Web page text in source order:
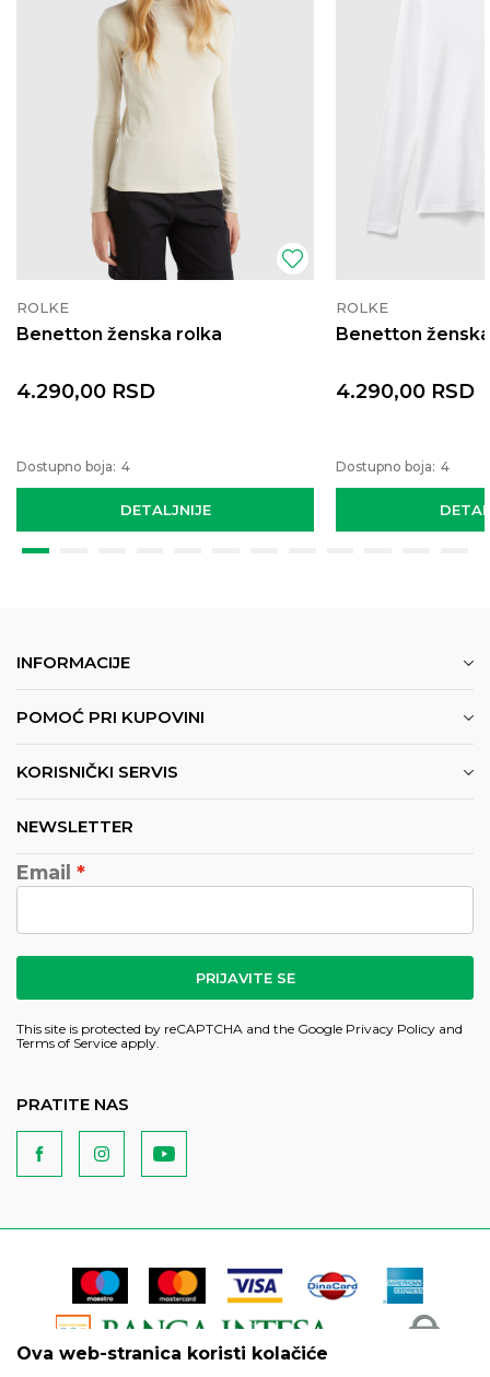
ROLKE
Benetton ženska rolka
DETALJNIJE
4.290,00 RSD
Dostupno boja: 4
ROLKE
Benetton
4.290,00 RSD
Dostupno boja: 4
INFORMACIJE
POMOĆ PRI KUPOVINI
KORISNIČKI SERVIS
NEWSLETTER
Email
PRIJAVITE SE
This site is protected by reCAPTCHA and the Google Privacy Policy and
Terms of Service apply.
PRATITE NAS
Ova web-stranica koristi kolačiće